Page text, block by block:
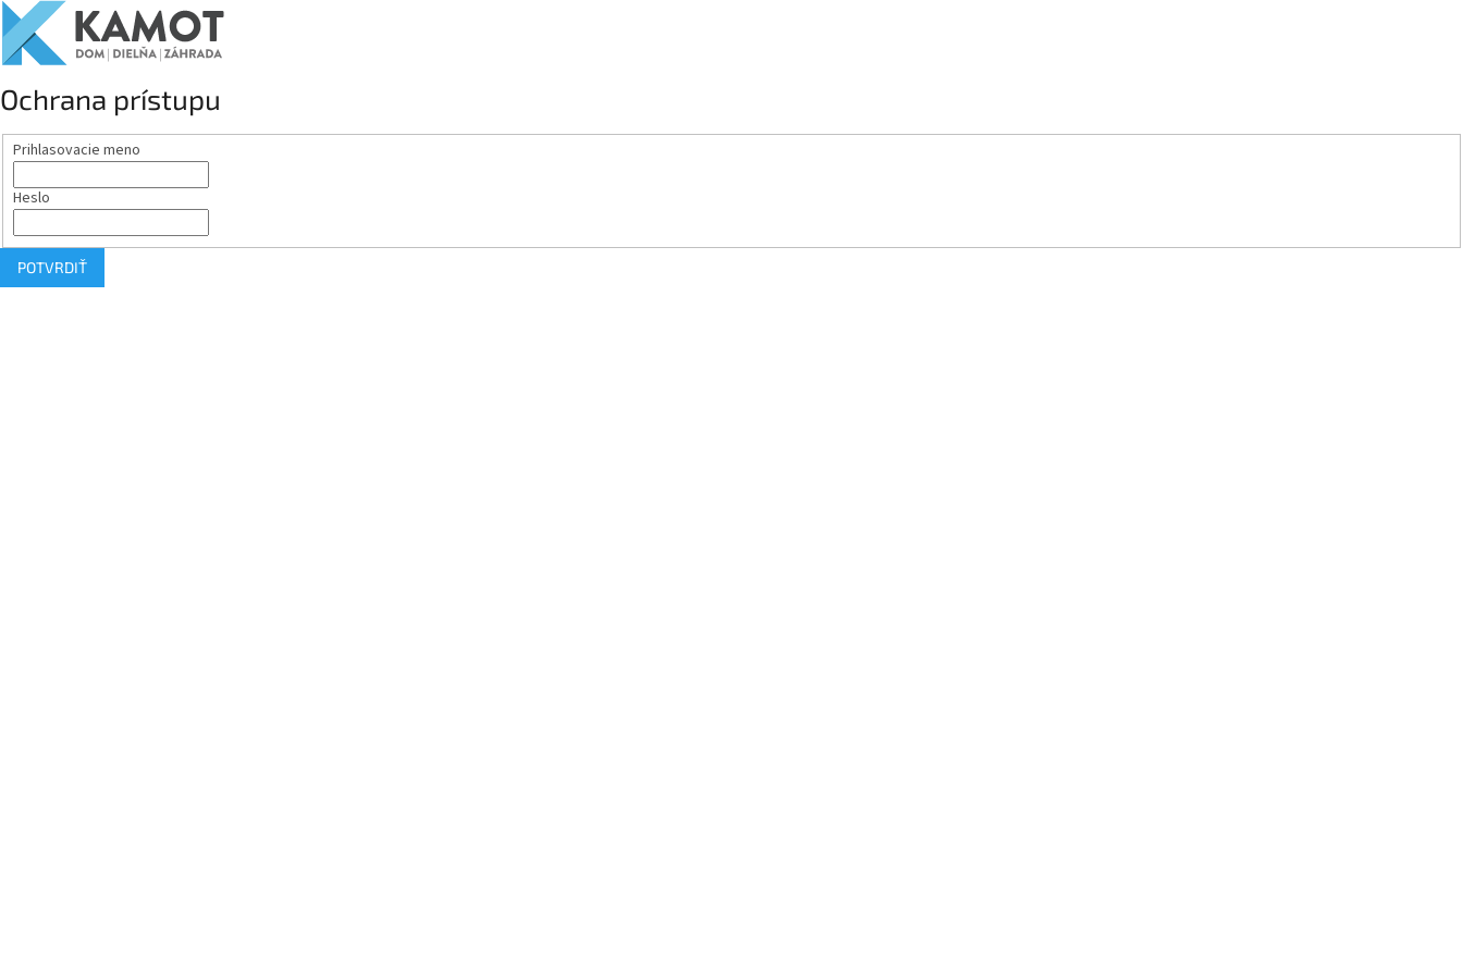
Ochrana prístupu
Prihlasovacie meno
Heslo
POTVRDIŤ